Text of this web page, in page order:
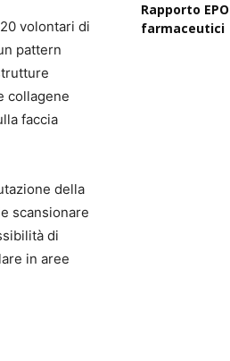
volontari di
pattern
collagene
faccia
della
scansionare
di
in aree
Rapporto
farmaceutici